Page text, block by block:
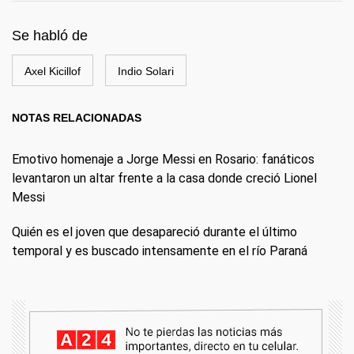
Se habló de
Axel Kicillof Indio Solari
NOTAS RELACIONADAS
Emotivo homenaje a Jorge Messi en Rosario: fanáticos
levantaron un altar frente a la casa donde creció Lionel
Messi
Quién es el joven que desapareció durante el último
temporal y es buscado intensamente en el río Paraná